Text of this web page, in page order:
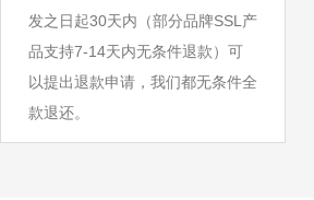
发之日起30天内（部分品牌SSL产
品支持7-14天内无条件退款）可
以提出退款申请，我们都无条件全
款退还。